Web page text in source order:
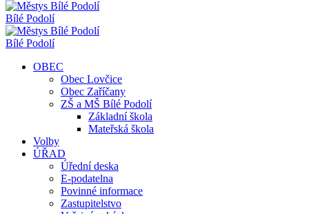
Bílé Podolí
Bílé Podolí
OBEC
Obec Lovčice
Obec Zaříčany
ZŠ a MŠ Bílé Podolí
Základní škola
Mateřská škola
Volby
ÚŘAD
Úřední deska
E-podatelna
Povinné informace
Zastupitelstvo